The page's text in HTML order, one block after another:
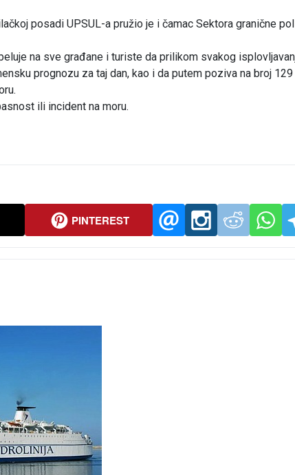
posadi UPSUL-a pružio je i čamac Sektora granične
na sve građane i turiste da prilikom svakog
prognozu za taj dan, kao i da putem poziva na broj 129
ili incident na moru.
PINTEREST